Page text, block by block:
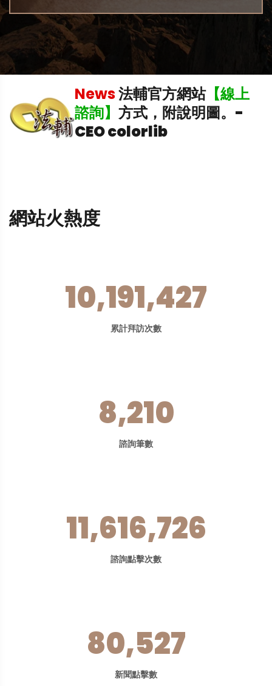
News法輔官方網站【線上
諮詢】 方式，附說明圖。 -
CEO colorlib
網站火熱度
10,191,427
累計拜訪次數
8,210
諮詢筆數
11,616,726
諮詢點擊次數
80,527
新聞點擊數